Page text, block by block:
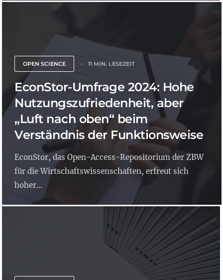
OPEN SCIENCE 11 MIN. LESEZEIT
EconStor-Umfrage 2024: Hohe
Nutzungszufriedenheit, aber
„Luft nach oben“ beim
Verständnis der Funktionsweise
EconStor, das Open-Access-Repositorium der ZBW
für die Wirtschaftswissenschaften, erfreut sich
hoher...